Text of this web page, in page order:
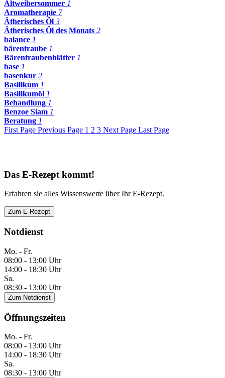
Altweibersommer 1
Aromatherapie 7
Ätherisches Öl 3
Ätherisches Öl des Monats 2
balance 1
bärentraube 1
Bärentraubenblätter 1
base 1
basenkur 2
Basilikum 1
Basilikumöl 1
Behandlung 1
Benzoe Siam 1
Beratung 1
First Page Previous Page 1 2 3 Next Page Last Page
Das E-Rezept kommt!
Erfahren sie alles Wissenswerte über Ihr E-Rezept.
Zum E-Rezept
Notdienst
Mo. - Fr.
08:00 - 13:00 Uhr
14:00 - 18:30 Uhr
Sa.
08:30 - 13:00 Uhr
Zum Notdienst
Öffnungszeiten
Mo. - Fr.
08:00 - 13:00 Uhr
14:00 - 18:30 Uhr
Sa.
08:30 - 13:00 Uhr